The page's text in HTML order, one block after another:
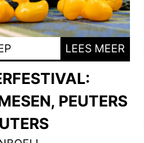
LEES MEER
PEUTERS